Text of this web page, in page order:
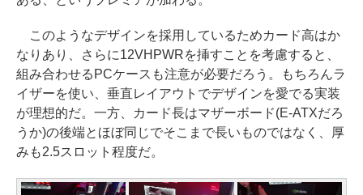
このようなデザインを採用しているためカード高はか
なりあり、さらに12VHPWRを挿すことを考慮すると、
組み合わせるPCケースも注意が必要だろう。もちろんラ
イザーを使い、垂直レイアウトでデザインを愛でる実装
が理想的だ。一方、カード長はマザーボード(E-ATXだろ
うか)の後端とほぼ同じでそこまで長いものではなく、厚
みも2.5スロット程度だ。